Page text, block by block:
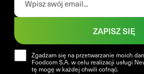
Zgadzam się na przetwarzanie moich
Foodcom S.A. w celu realizacji usługi
tę mogę w każdej chwili cofnąć.
ZAPISZ SIĘ